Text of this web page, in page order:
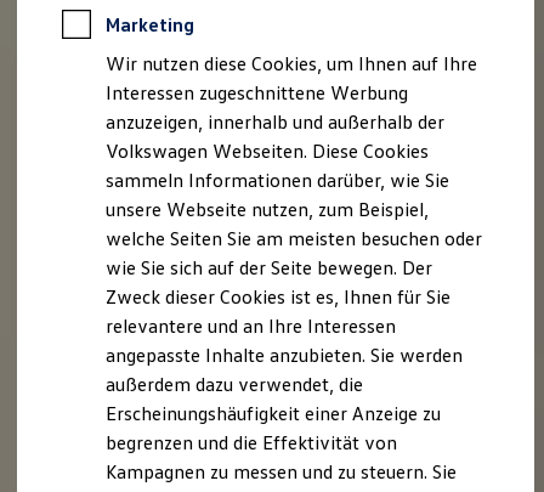
Software, Konnektivität & Apps
California App
VW Connect für Ihren ID. Buzz
VW Connect für Ihren Transporter/Caravelle
VW Connect für Ihren Amarok
VW Connect für andere Modelle
Connect Pro
Fleet Interface Data
Multistop Pathfinder
Übersicht Software Updates
Hilfreiches für Besitzer
Fahrerassistenz- und Sicherheitssysteme
Kontrollleuchten
Kurzfahrprofile und Ölverdünnung
XTL-Dieselkraftstoff
Ersatzteile und Betriebsflüssigkeiten
Original Zubehör und Lifestyle Produkte
myVolkswagen
myVolkswagen Business
Elektrisch & Autonom
Marketing
Wir nutzen diese Cookies, um Ihnen auf Ihre
Interessen zugeschnittene Werbung
anzuzeigen, innerhalb und außerhalb der
Volkswagen Webseiten. Diese Cookies
sammeln Informationen darüber, wie Sie
unsere Webseite nutzen, zum Beispiel,
welche Seiten Sie am meisten besuchen oder
wie Sie sich auf der Seite bewegen. Der
Zweck dieser Cookies ist es, Ihnen für Sie
relevantere und an Ihre Interessen
angepasste Inhalte anzubieten. Sie werden
außerdem dazu verwendet, die
Erscheinungshäufigkeit einer Anzeige zu
begrenzen und die Effektivität von
Kampagnen zu messen und zu steuern. Sie